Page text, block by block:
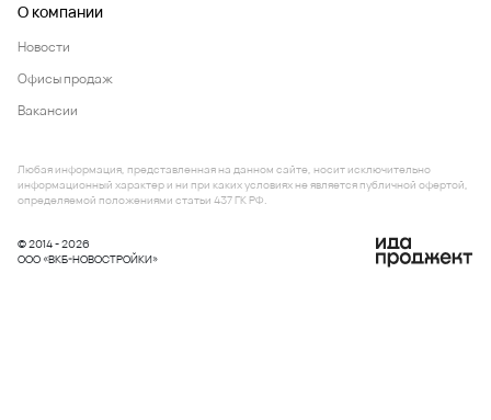
О компании
Новости
Офисы продаж
Вакансии
© 2014 - 2026
ООО «ВКБ-НОВОСТРОЙКИ»
Любая информация, представленная на данном сайте, носит исключительно
информационный характер и ни при каких условиях не является публичной офертой,
определяемой положениями статьи 437 ГК РФ.